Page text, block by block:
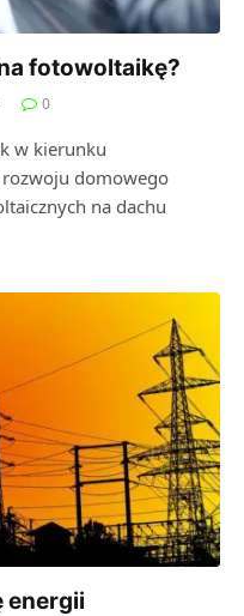
fotowoltaikę?
0
w kierunku
domowego
na dachu
energii